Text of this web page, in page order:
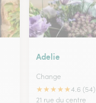
Adelie
Change
★★★★★4.6 (54)
21 rue du centre